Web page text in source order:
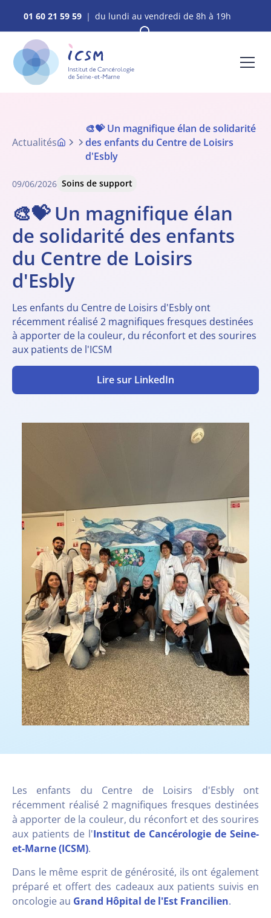
01 60 21 59 59｜ du lundi au vendredi de 8h à 19h
Actualités
🎨💝 Un magnifique élan de solidarité
des enfants du Centre de Loisirs
d'Esbly
Soins de support
09/06/2026
🎨💝 Un magnifique élan
de solidarité des enfants
du Centre de Loisirs
d'Esbly
Les enfants du Centre de Loisirs d'Esbly ont
récemment réalisé 2 magnifiques fresques destinées
à apporter de la couleur, du réconfort et des sourires
aux patients de l'ICSM
Lire sur LinkedIn
Les enfants du Centre de Loisirs d'Esbly ont
récemment réalisé 2 magnifiques fresques destinées
à apporter de la couleur, du réconfort et des sourires
aux patients de l'Institut de Cancérologie de Seine-
et-Marne (ICSM).
Dans le même esprit de générosité, ils ont également
préparé et offert des cadeaux aux patients suivis en
oncologie au Grand Hôpital de l'Est Francilien.